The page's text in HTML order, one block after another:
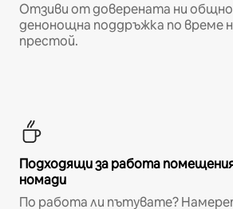
Отзиви от доверената ни
денонощна поддръжка по време
престой.
Подходящи за работа
номади
По работа ли пътувате?